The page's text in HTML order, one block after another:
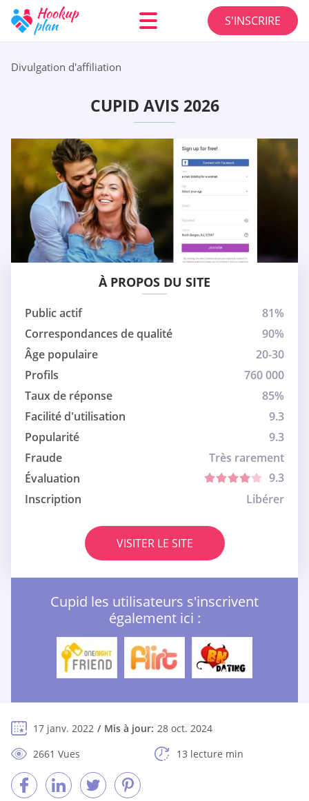
S'INSCRIRE
Divulgation d'affiliation
CUPID AVIS 2026
À PROPOS DU SITE
Public actif
81%
Correspondances de qualité
90%
Âge populaire
20-30
Profils
760 000
Taux de réponse
85%
Facilité d'utilisation
9.3
Popularité
9.3
Fraude
Très rarement
Évaluation
9.3
Inscription
Libérer
VISITER LE SITE
Cupid les utilisateurs s'inscrivent
également ici :
17 janv. 2022 Mis à jour: 28 oct. 2024
2661 Vues
13 lecture min